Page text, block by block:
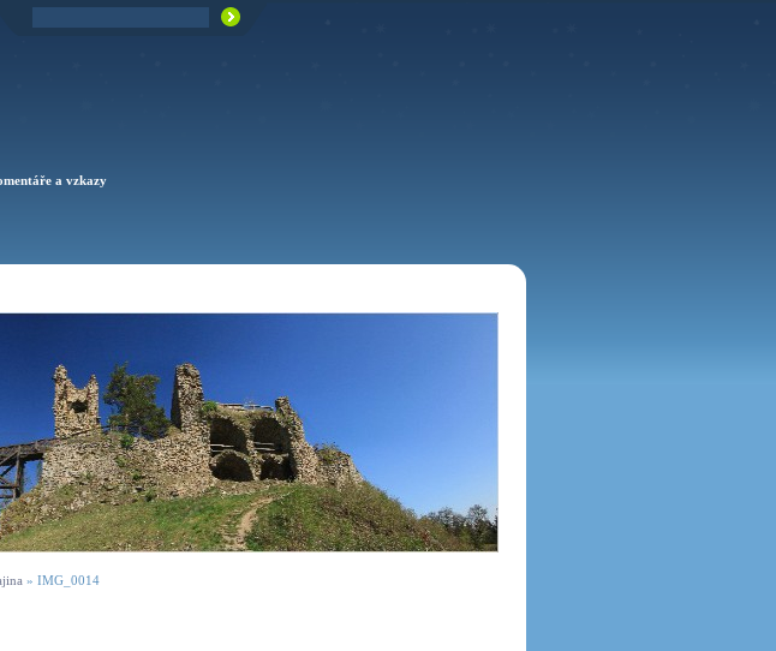
» IMG_0014
a vzkazy